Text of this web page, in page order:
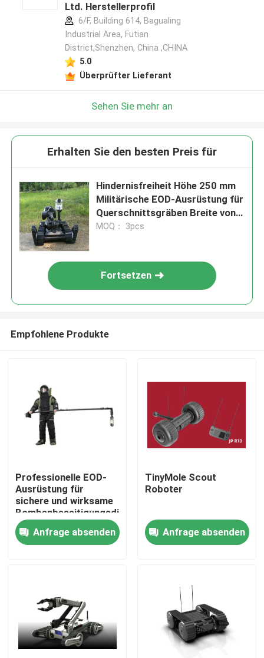
Zu Hause
Produkte
Über uns
Werksbesichtigung
Ltd. Herstellerprofil
6/F, Building 614, Bagualing
Industrial Area, Futian
District,Shenzhen, China ,CHINA
5.0
Überprüfter Lieferant
Sehen Sie mehr an
Erhalten Sie den besten Preis für
Hindernisfreiheit Höhe 250 mm
Militärische EOD-Ausrüstung für
Querschnittsgräben Breite von
400 mm
MOQ： 3pcs
Fortsetzen
Empfohlene Produkte
Professionelle EOD-
Ausrüstung für
sichere und wirksame
Bombenbeseitigungsdienste
Anfrage absenden
TinyMole Scout
Roboter
Anfrage absenden